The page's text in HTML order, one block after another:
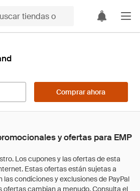
Comprar ahora
y ofertas para EMP